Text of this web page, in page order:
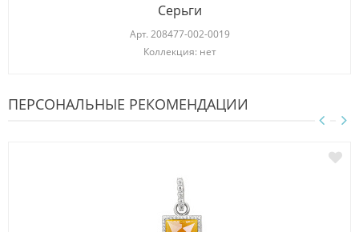
Серьги
Арт. 208477-002-0019
Коллекция: нет
ПЕРСОНАЛЬНЫЕ РЕКОМЕНДАЦИИ